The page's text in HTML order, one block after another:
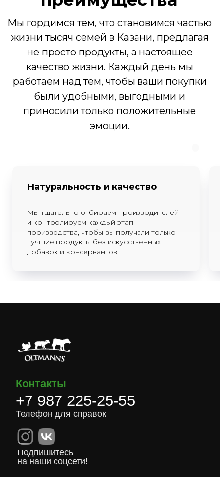
Натуральность и качество
Мы тщательно отбираем производителей
и контролируем каждый этап
производства, чтобы вы получали только
лучшие продукты без искусственных
добавок и консервантов
© 2015-2025 Все права защищены
Политика конфиденциальности
Согласие на обработку персональных данных
Казань, ул. Достоевского, 75
Казань, ул. Абсалямова, 19
Казань, ул. Муштари, 18
Производство: Зеленодольский
32